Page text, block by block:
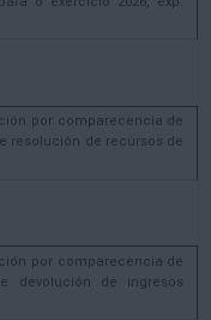
por comparecencia de
resolución de recursos de
por comparecencia de
devolución de ingresos